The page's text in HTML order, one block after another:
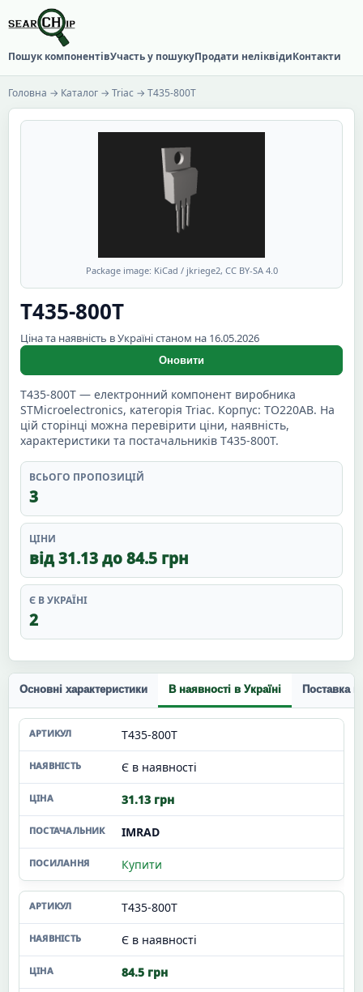
Пошук компонентівУчасть у пошукуПродати неліквідиКонтакти
Головна → Каталог → Triac → T435-800T
Package image: KiCad / jkriege2, CC BY-SA 4.0
T435-800T
Ціна та наявність в Україні станом на 16.05.2026
Оновити
T435-800T — електронний компонент виробника
STMicroelectronics, категорія Triac. Корпус: TO220AB. На
цій сторінці можна перевірити ціни, наявність,
характеристики та постачальників T435-800T.
ВСЬОГО ПРОПОЗИЦІЙ
3
ЦІНИ
від 31.13 до 84.5 грн
Є В УКРАЇНІ
2
Основні характеристики В наявності в Україні Поставка
T435-800T
Є в наявності
31.13 грн
IMRAD
Купити
T435-800T
Є в наявності
84.5 грн